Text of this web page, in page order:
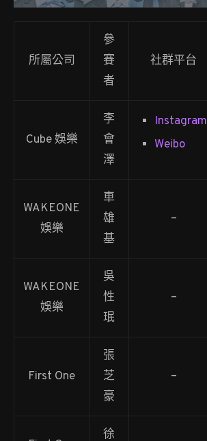
所屬公司
參
賽
者
社群平台
Cube 娛樂
李
會
澤
Instagram
Weibo
WAKEONE
娛樂
車
雄
基
–
WAKEONE
娛樂
吳
性
珉
–
First One
張
芝
豪
–
徐